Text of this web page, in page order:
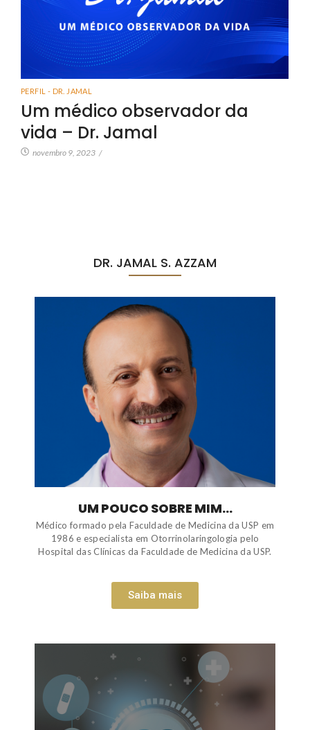
PERFIL - DR. JAMAL
Um médico observador da
vida – Dr. Jamal
novembro 9, 2023 /
DR. JAMAL S. AZZAM
UM POUCO SOBRE MIM...
Médico formado pela Faculdade de Medicina da USP em
1986 e especialista em Otorrinolaringologia pelo
Hospital das Clínicas da Faculdade de Medicina da USP.
Saiba mais